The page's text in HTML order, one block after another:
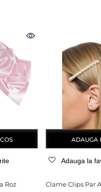
Roz
ADAUGA
Adauga la
Clame Clips Par